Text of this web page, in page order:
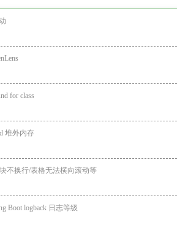
for class
堆外内存
不换行/表格无法横向滚动等
Boot logback 日志等级